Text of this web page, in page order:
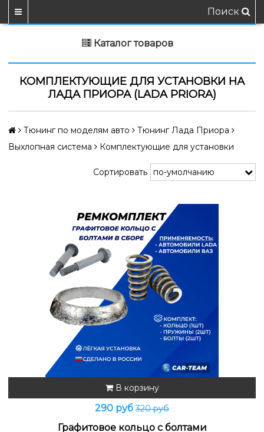
Поиск
Каталог товаров
КОМПЛЕКТУЮЩИЕ ДЛЯ УСТАНОВКИ НА
ЛАДА ПРИОРА (LADA PRIORA)
Тюнинг по моделям авто
Тюнинг Лада Приора
Выхлопная система
Комплектующие для установки
Сортировать
В корзину
290 руб320 руб
Графитовое кольцо с болтами